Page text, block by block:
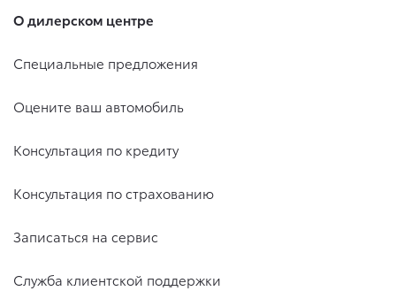
О дилерском центре
Специальные предложения
Оцените ваш автомобиль
Консультация по кредиту
Консультация по страхованию
Записаться на сервис
Служба клиентской поддержки